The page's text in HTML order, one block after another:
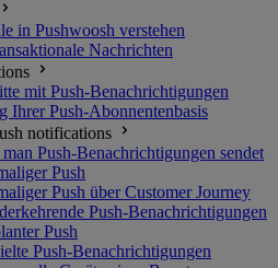
in Pushwoosh verstehen
Nachrichten
mit Push-Benachrichtigungen
Ihrer Push-Abonnentenbasis
notifications
Push-Benachrichtigungen sendet
Push
Push über Customer Journey
Push-Benachrichtigungen
Push
Push-Benachrichtigungen